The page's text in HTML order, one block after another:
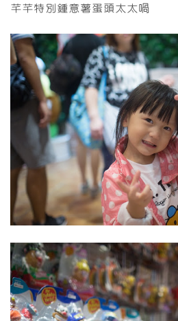
芊芊特別鍾意薯蛋頭太太喎